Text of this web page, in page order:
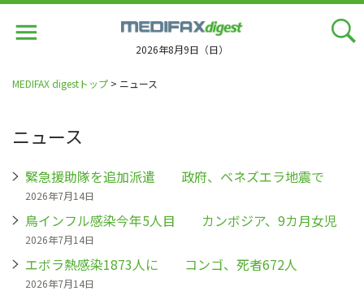
2026年8月9日（日）
MEDIFAX digestトップ > ニュース
ニュース
緊急援助隊を追加派遣 政府、ベネズエラ地震で
2026年7月14日
鳥インフル感染今年5人目 カンボジア、9カ月女児
2026年7月14日
エボラ熱感染1873人に コンゴ、死者672人
2026年7月14日